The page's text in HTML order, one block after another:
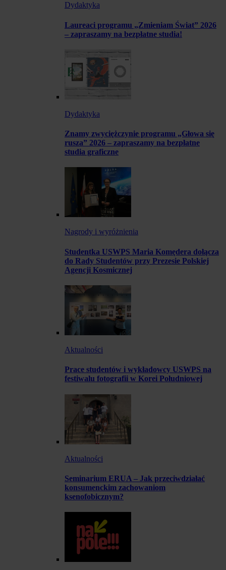
Dydaktyka
Laureaci programu „Zmieniam Świat” 2026
– zapraszamy na bezpłatne studia!
Dydaktyka
Znamy zwyciężczynie programu „Głowa się
rusza” 2026 – zapraszamy na bezpłatne
studia graficzne
Nagrody i wyróżnienia
Studentka USWPS Maria Komędera dołącza
do Rady Studentów przy Prezesie Polskiej
Agencji Kosmicznej
Aktualności
Prace studentów i wykładowcy USWPS na
festiwalu fotografii w Korei Południowej
Aktualności
Seminarium ERUA – Jak przeciwdziałać
konsumenckim zachowaniom
ksenofobicznym?